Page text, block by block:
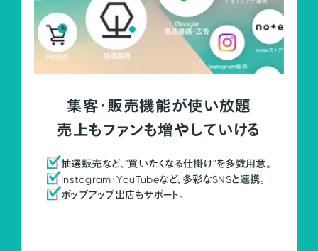
集客・販売機能が使い放題
売上もファンも増やしていける
抽選販売など、"買いたくなる仕掛け"を多数用意。
Instagram・YouTubeなど、多彩なSNSと連携。
ポップアップ出店もサポート。